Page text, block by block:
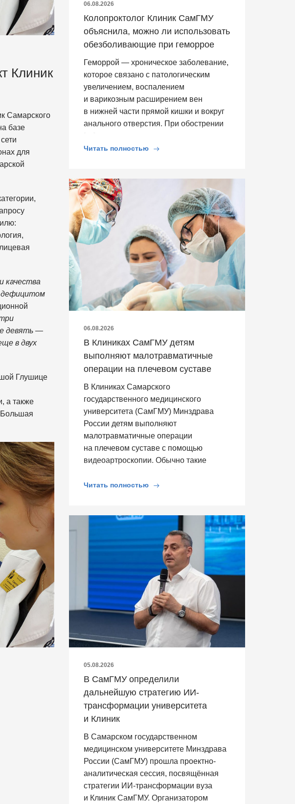
Клиник
Самарского
базе
для
качества
дефицитом
девять —
в двух
Глушице
а также
Большая
06.08.2026
Колопроктолог Клиник СамГМУ
объяснила, можно ли использовать
обезболивающие при геморрое
Геморрой — хроническое заболевание,
которое связано с патологическим
увеличением, воспалением
и варикозным расширением вен
в нижней части прямой кишки и вокруг
анального отверстия. При обострении
Читать полностью
06.08.2026
В Клиниках СамГМУ детям
выполняют малотравматичные
операции на плечевом суставе
В Клиниках Самарского
государственного медицинского
университета (СамГМУ) Минздрава
России детям выполняют
малотравматичные операции
на плечевом суставе с помощью
видеоартроскопии. Обычно такие
Читать полностью
05.08.2026
В СамГМУ определили
дальнейшую стратегию ИИ-
трансформации университета
и Клиник
В Самарском государственном
медицинском университете Минздрава
России (СамГМУ) прошла проектно-
аналитическая сессия, посвящённая
стратегии ИИ-трансформации вуза
и Клиник СамГМУ. Организатором